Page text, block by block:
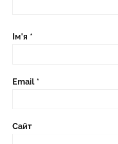
Ім'я *
Email *
Сайт